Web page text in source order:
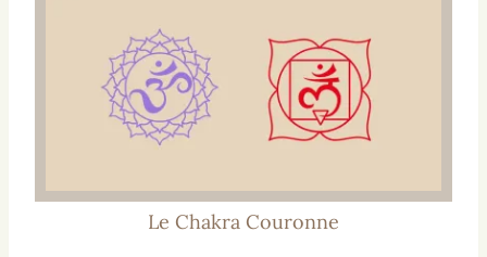
Le Chakra Couronne